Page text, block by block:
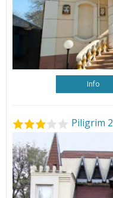
Info
Piligrim 2